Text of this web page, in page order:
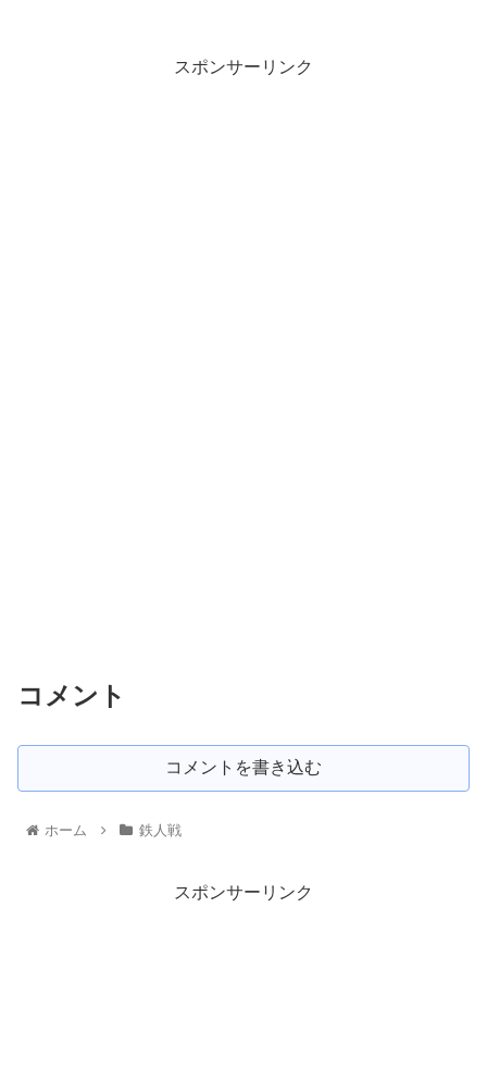
スポンサーリンク
コメント
コメントを書き込む
ホーム 鉄人戦
スポンサーリンク